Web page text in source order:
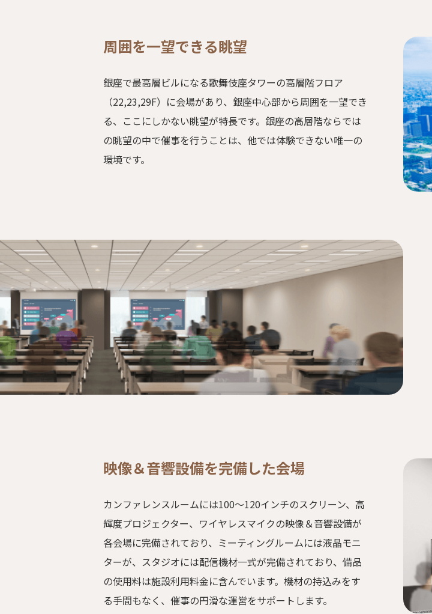
周囲を一望できる眺望
銀座で最高層ビルになる歌舞伎座タワーの高層階フロア
（22,23,29F）に会場があり、銀座中心部から周囲を一望でき
る、ここにしかない眺望が特長です。銀座の高層階ならでは
の眺望の中で催事を行うことは、他では体験できない唯一の
環境です。
映像＆音響設備を完備した会場
カンファレンスルームには100～120インチのスクリーン、高
輝度プロジェクター、ワイヤレスマイクの映像＆音響設備が
各会場に完備されており、ミーティングルームには液晶モニ
ターが、スタジオには配信機材一式が完備されており、備品
の使用料は施設利用料金に含んでいます。機材の持込みをす
る手間もなく、催事の円滑な運営をサポートします。